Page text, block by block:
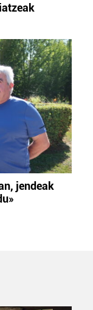
jendeak